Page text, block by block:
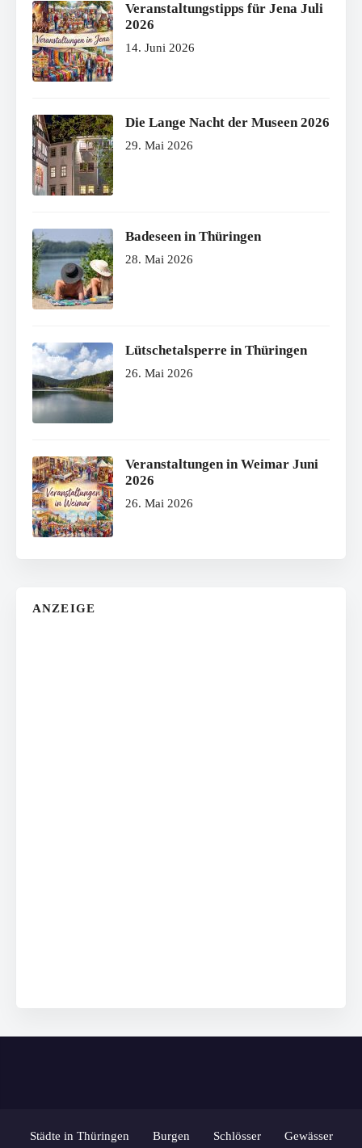
Veranstaltungstipps für Jena Juli
2026
14. Juni 2026
Die Lange Nacht der Museen 2026
29. Mai 2026
Badeseen in Thüringen
28. Mai 2026
Lütschetalsperre in Thüringen
26. Mai 2026
Veranstaltungen in Weimar Juni
2026
26. Mai 2026
ANZEIGE
Städte in Thüringen Burgen Schlösser Gewässer